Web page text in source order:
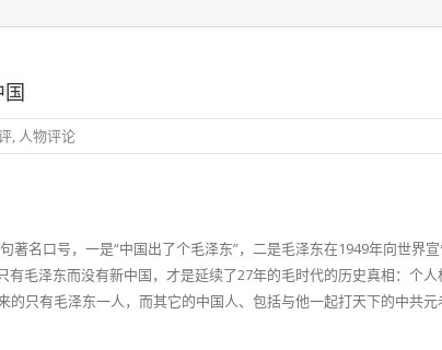
, 人物评论
著名口号，一是“中国出了个毛泽东”，二是毛泽东在1949年向世界
有毛泽东而没有新中国，才是延续了27年的毛时代的历史真相：个人
的只有毛泽东一人，而其它的中国人、包括与他一起打天下的中共